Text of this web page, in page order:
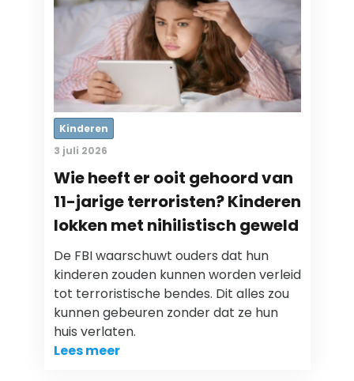
Kinderen
3 juli 2026
Wie heeft er ooit gehoord van
11-jarige terroristen? Kinderen
lokken met nihilistisch geweld
De FBI waarschuwt ouders dat hun
kinderen zouden kunnen worden verleid
tot terroristische bendes. Dit alles zou
kunnen gebeuren zonder dat ze hun
huis verlaten.
Lees meer